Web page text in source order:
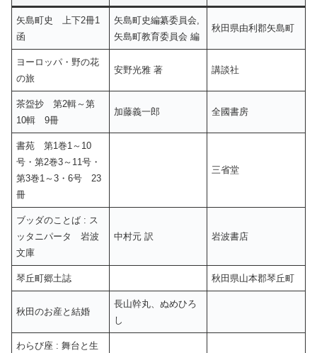
矢島町史 上下2冊1
函
矢島町史編纂委員会,
矢島町教育委員会 編
秋田県由利郡矢島町
ヨーロッパ・野の花
の旅
安野光雅 著 講談社
茶盌抄 第2輯～第
10輯 9冊
加藤義一郎 全國書房
書苑 第1巻1～10
号・第2巻3～11号・
第3巻1～3・6号 23
冊
三省堂
ブッダのことば : ス
ッタニパータ 岩波
文庫
中村元 訳 岩波書店
琴丘町郷土誌 秋田県山本郡琴丘町
秋田のお産と結婚
長山幹丸、ぬめひろ
し
わらび座 : 舞台と生